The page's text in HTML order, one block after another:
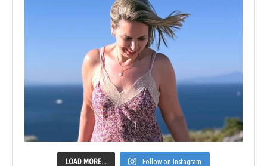
LOAD MORE... Follow on Instagram